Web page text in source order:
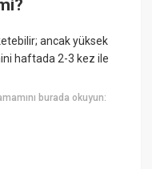
ancak yüksek
haftada 2-3 kez ile
burada okuyun: